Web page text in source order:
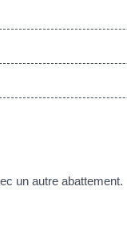
un autre abattement.